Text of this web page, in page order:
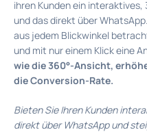
ihren Kunden ein
und das direkt über
aus jedem Blickwinkel
und mit nur einem Klick eine
wie die 360°-Ansicht,
die Conversion-Rate.
Bieten Sie Ihren Kunden
direkt über WhatsApp und